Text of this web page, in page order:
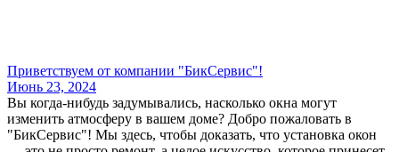
Приветствуем от компании "БикСервис"!
Июнь 23, 2024
Вы когда-нибудь задумывались, насколько окна могут
изменить атмосферу в вашем доме? Добро пожаловать в
"БикСервис"! Мы здесь, чтобы доказать, что установка окон